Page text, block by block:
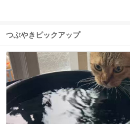
つぶやきピックアップ